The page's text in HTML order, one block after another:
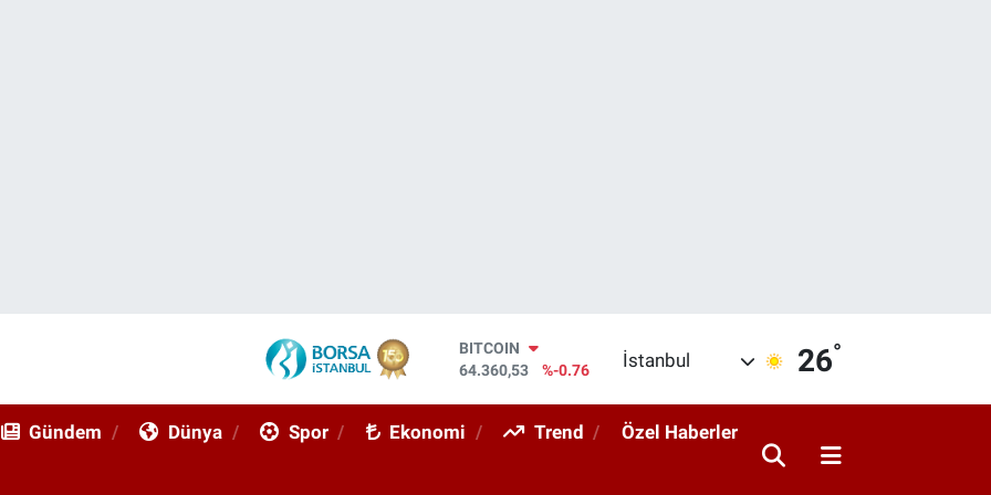
DOLAR
47,7143
%0.16
STERLİN
İstanbul 26°
Gündem Dünya Spor Ekonomi Trend Özel Haberler